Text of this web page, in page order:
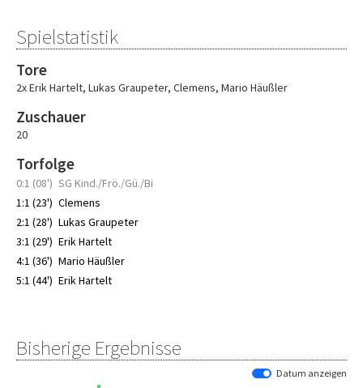
Spielstatistik
Tore
2x Erik Hartelt, Lukas Graupeter, Clemens, Mario Häußler
Zuschauer
20
Torfolge
0:1 (08') SG Kind./Frö./Gü./Bi
1:1 (23') Clemens
2:1 (28') Lukas Graupeter
3:1 (29') Erik Hartelt
4:1 (36') Mario Häußler
5:1 (44') Erik Hartelt
Bisherige Ergebnisse
Datum anzeigen